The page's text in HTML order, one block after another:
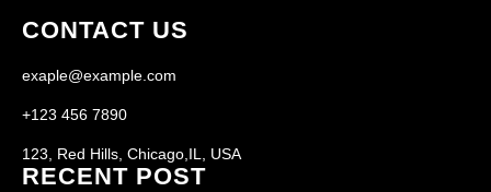
CONTACT US
exaple@example.com
+123 456 7890
123, Red Hills, Chicago,IL, USA
RECENT POST